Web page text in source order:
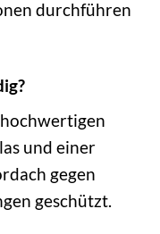
durchführen
und einer
gegen
geschützt.